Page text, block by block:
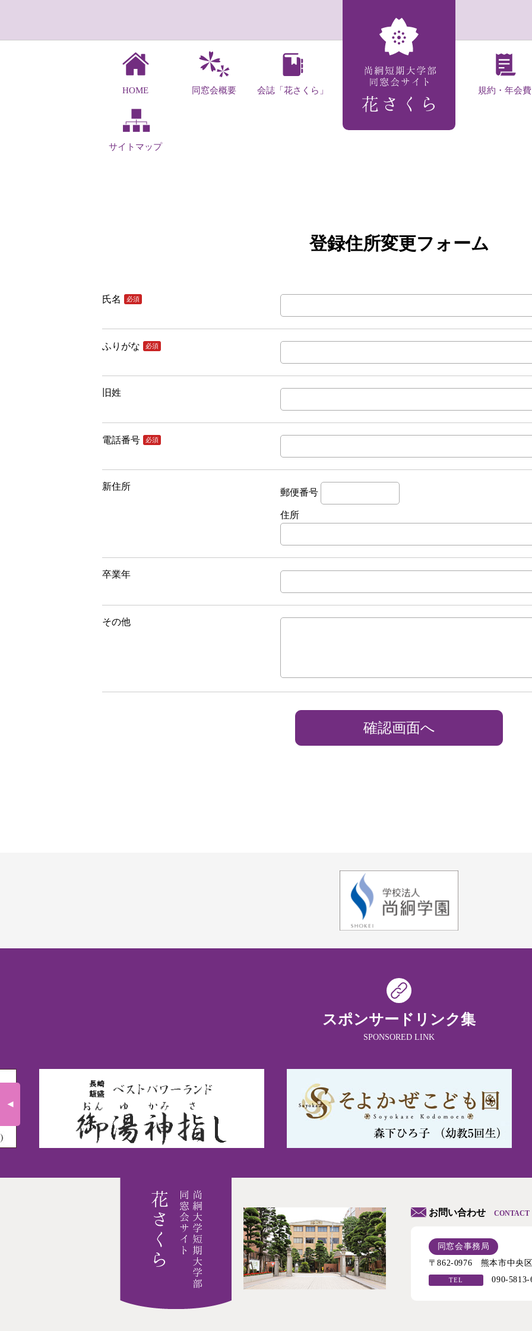
HOME 同窓会概要 会誌「花さくら」 規約・年会費
サイトマップ
登録住所変更フォーム
氏名 必須
ふりがな 必須
旧姓
電話番号 必須
新住所
郵便番号
住所
卒業年
その他
確認画面へ
スポンサードリンク集
SPONSORED LINK
お問い合わせ CONTACT
同窓会事務局
〒862-0976 熊本市中央
TEL 090-5813-